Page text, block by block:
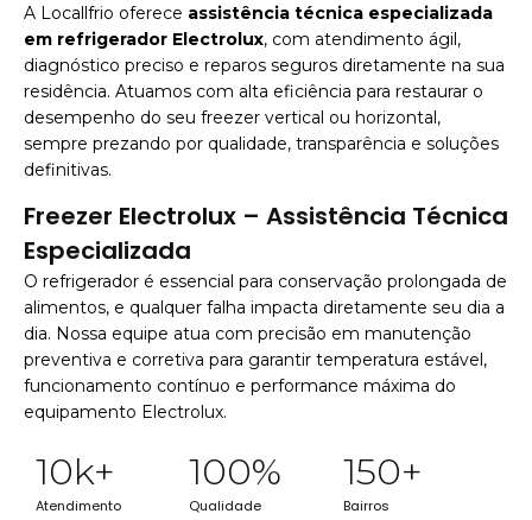
A Locallfrio oferece assistência técnica especializada
em refrigerador Electrolux, com atendimento ágil,
diagnóstico preciso e reparos seguros diretamente na sua
residência. Atuamos com alta eficiência para restaurar o
desempenho do seu freezer vertical ou horizontal,
sempre prezando por qualidade, transparência e soluções
definitivas.
Freezer Electrolux – Assistência Técnica
Especializada
O refrigerador é essencial para conservação prolongada de
alimentos, e qualquer falha impacta diretamente seu dia a
dia. Nossa equipe atua com precisão em manutenção
preventiva e corretiva para garantir temperatura estável,
funcionamento contínuo e performance máxima do
equipamento Electrolux.
Atendimento
10k+
Qualidade
100%
Bairros
150+